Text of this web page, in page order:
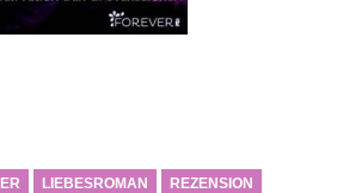
LIEBESROMAN REZENSION